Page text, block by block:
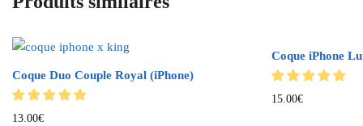
Coque Duo Couple Royal (iPhone)
13.00€
Coque iPhone
15.00€